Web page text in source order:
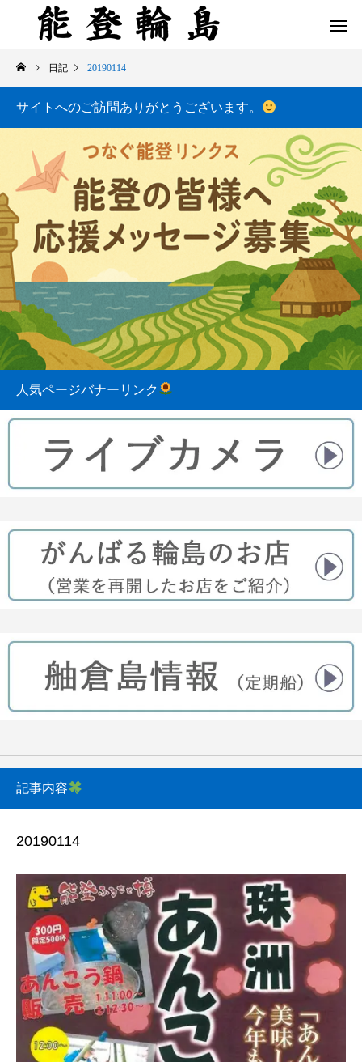
白米千枚田 あぜのきらめき（アルバム）
2023.08.31
今日の白米千枚田
日記 20190114
サイトへのご訪問ありがとうございます。
人気ページバナーリンク
記事内容
20190114